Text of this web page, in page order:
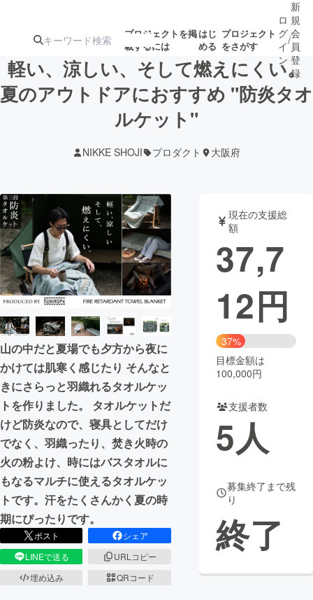
プロジェクトを掲
載するには
はじ
める
プロジェクト
をさがす
注目の新着プロ 募集終了が近いプ
テクノロジー・ガジェット
映像・映画 書籍・雑誌
ビジネス・起業 チャレンジ
まちづくり・地域活性化
CAMPFIRE for Social Good
CAMPFIRE Creation
CAMPFIREふるさと納税machi-ya コミュニティ
ロ
グ
イ
ン
/
新
規
会
員
登
録
軽い、涼しい、そして燃えにくい。
夏のアウトドアにおすすめ "防炎タオ
ルケット"
NIKKE SHOJI プロダクト 大阪府
山の中だと夏場でも夕方から夜に
かけては肌寒く感じたり そんなと
きにさらっと羽織れるタオルケッ
トを作りました。 タオルケットだ
けど防炎なので、寝具としてだけ
でなく、羽織ったり、焚き火時の
火の粉よけ、時にはバスタオルに
もなるマルチに使えるタオルケッ
トです。汗をたくさんかく夏の時
期にぴったりです。
ポスト
シェア
LINEで送る
URLコピー
埋め込み
QRコード
現在の支援総
額
37,7
12円
37%
目標金額は
100,000円
支援者数
5人
募集終了まで残
り
終了